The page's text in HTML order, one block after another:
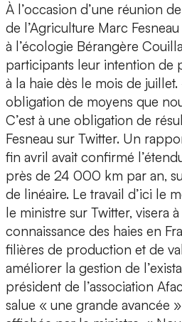
À l’occasion d’une réunion
de l’Agriculture Marc
à l’écologie Bérangère
participants leur intention de
à la haie dès le mois de juillet.
obligation de moyens que
C’est à une obligation de
Fesneau sur Twitter. Un
fin avril avait confirmé
près de 24 000 km par an,
de linéaire. Le travail d’ici le
le ministre sur Twitter, visera
connaissance des haies en
filières de production et de
améliorer la gestion de
président de l’association
salue « une grande avancée